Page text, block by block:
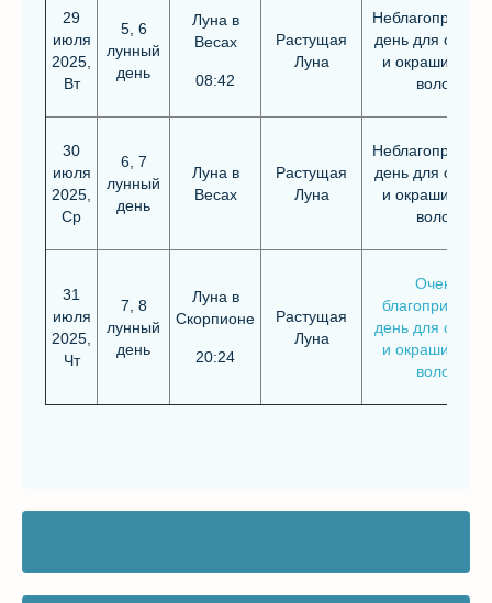
29
июля
2025,
Вт
5, 6
лунный
день
Луна в
Весах
08:42
Растущая
Луна
день для
и окрашивания
волос
30
июля
2025,
Ср
6, 7
лунный
день
Луна в
Весах
Растущая
Луна
день для
и окрашивания
волос
31
июля
2025,
Чт
7, 8
лунный
день
Луна в
Скорпионе
20:24
Растущая
Луна
Очень
благоприятный
день для
и окрашивания
волос